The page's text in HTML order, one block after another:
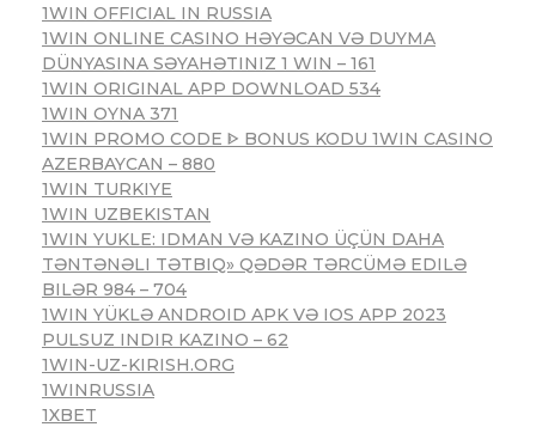
1WIN OFFICIAL IN RUSSIA
1WIN ONLINE CASINO HƏYƏCAN VƏ DUYMA
DÜNYASINA SƏYAHƏTINIZ 1 WIN – 161
1WIN ORIGINAL APP DOWNLOAD 534
1WIN OYNA 371
1WIN PROMO CODE ᐈ BONUS KODU 1WIN CASINO
AZERBAYCAN – 880
1WIN TURKIYE
1WIN UZBEKISTAN
1WIN YUKLE: IDMAN VƏ KAZINO ÜÇÜN DAHA
TƏNTƏNƏLI TƏTBIQ» QƏDƏR TƏRCÜMƏ EDILƏ
BILƏR 984 – 704
1WIN YÜKLƏ ANDROID APK VƏ IOS APP 2023
PULSUZ INDIR KAZINO – 62
1WIN-UZ-KIRISH.ORG
1WINRUSSIA
1XBET